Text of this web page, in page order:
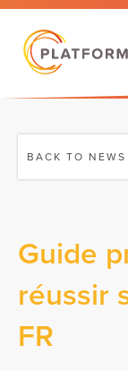
BACK TO NEWS
Guide
réussir
FR